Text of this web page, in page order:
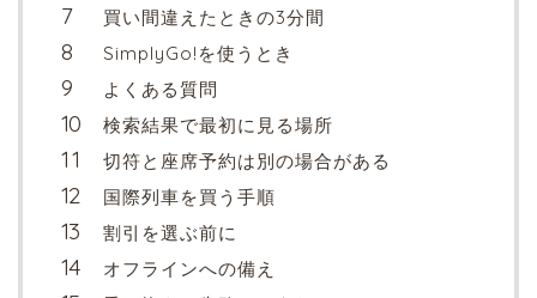
買い間違えたときの3分間
SimplyGo!を使うとき
よくある質問
検索結果で最初に見る場所
切符と座席予約は別の場合がある
国際列車を買う手順
割引を選ぶ前に
オフラインへの備え